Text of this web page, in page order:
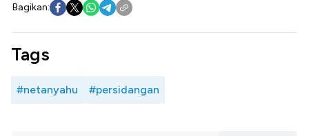
Bagikan:
Tags
#netanyahu #persidangan